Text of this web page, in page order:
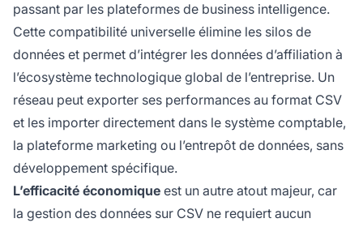
passant par les plateformes de business intelligence.
Cette compatibilité universelle élimine les silos de
données et permet d’intégrer les données d’affiliation à
l’écosystème technologique global de l’entreprise. Un
réseau peut exporter ses performances au format CSV
et les importer directement dans le système comptable,
la plateforme marketing ou l’entrepôt de données, sans
développement spécifique.
L’efficacité économique est un autre atout majeur, car
la gestion des données sur CSV ne requiert aucun